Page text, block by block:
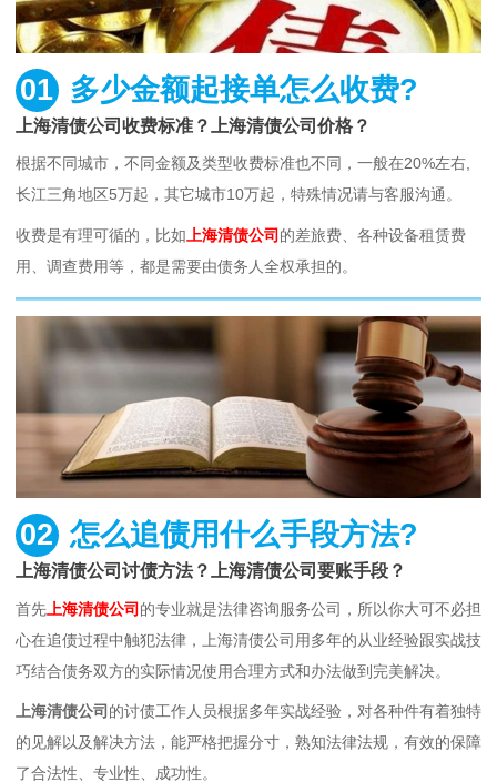
01 多少金额起接单怎么收费?
上海清债公司收费标准？上海清债公司价格？
根据不同城市，不同金额及类型收费标准也不同，一般在20%左右,
长江三角地区5万起，其它城市10万起，特殊情况请与客服沟通。
收费是有理可循的，比如 上海清债公司 的差旅费、各种设备租赁费
用、调查费用等，都是需要由债务人全权承担的。
02 怎么追债用什么手段方法?
上海清债公司讨债方法？上海清债公司要账手段？
首先 上海清债公司的专业就是法律咨询服务公司，所以你大可不必担
心在追债过程中触犯法律，上海清债公司用多年的从业经验跟实战技
巧结合债务双方的实际情况使用合理方式和办法做到完美解决。
上海清债公司 的讨债工作人员根据多年实战经验，对各种件有着独特
的见解以及解决方法，能严格把握分寸，熟知法律法规，有效的保障
了合法性、专业性、成功性。